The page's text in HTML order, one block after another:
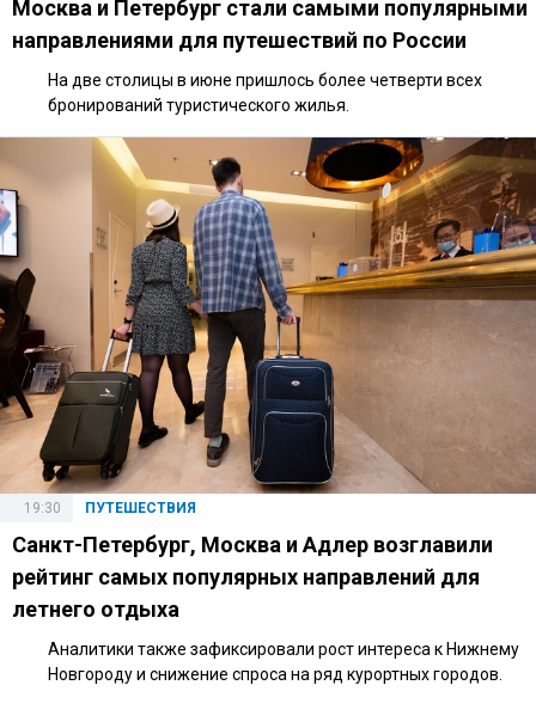
Москва и Петербург стали самыми популярными
направлениями для путешествий по России
На две столицы в июне пришлось более четверти всех
бронирований туристического жилья.
ПУТЕШЕСТВИЯ
19:30
Санкт-Петербург, Москва и Адлер возглавили
рейтинг самых популярных направлений для
летнего отдыха
Аналитики также зафиксировали рост интереса к Нижнему
Новгороду и снижение спроса на ряд курортных городов.